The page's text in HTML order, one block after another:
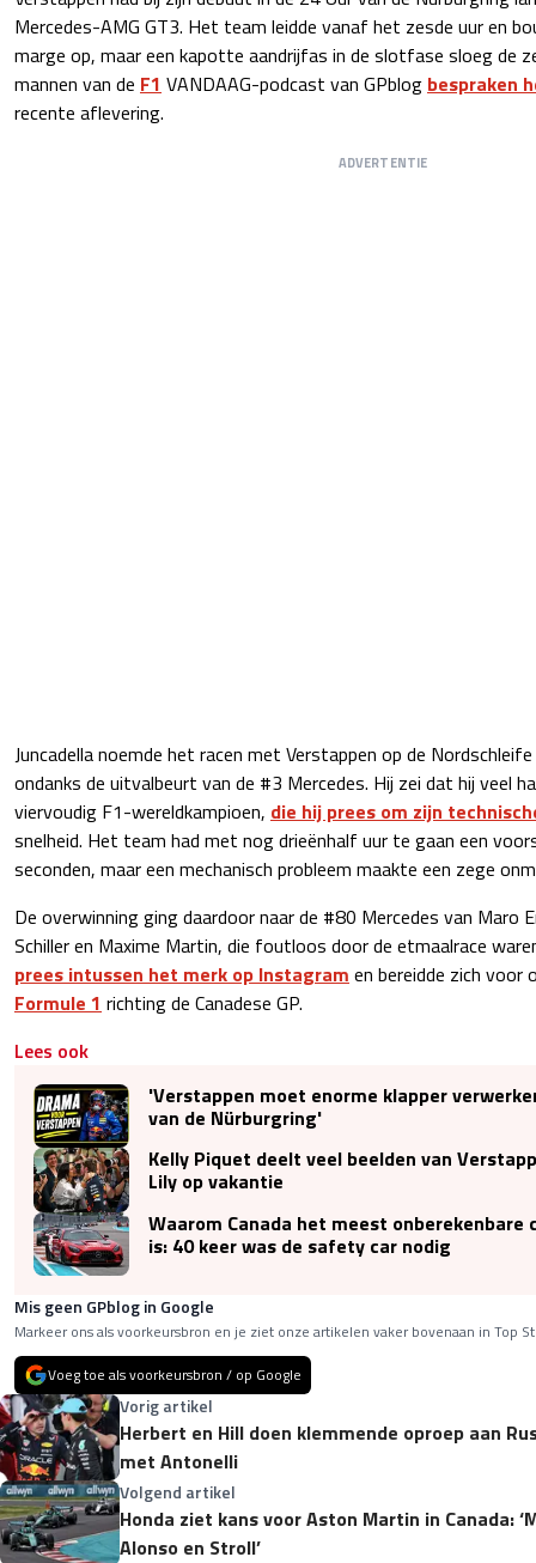
Mercedes-AMG GT3. Het team leidde vanaf het zesde uur en
marge op, maar een kapotte aandrijfas in de slotfase sloeg de
mannen van de F1 VANDAAG-podcast van GPblog bespraken
recente aflevering.
ADVERTENTIE
Juncadella noemde het racen met Verstappen op de
ondanks de uitvalbeurt van de #3 Mercedes. Hij zei dat hij veel
viervoudig F1-wereldkampioen, die hij prees om zijn
snelheid. Het team had met nog drieënhalf uur te gaan een
seconden, maar een mechanisch probleem maakte een zege
De overwinning ging daardoor naar de #80 Mercedes van Maro
Schiller en Maxime Martin, die foutloos door de etmaalrace
prees intussen het merk op Instagram en bereidde zich voor
Formule 1 richting de Canadese GP.
Lees ook
'Verstappen moet enorme klapper
van de Nürburgring'
Kelly Piquet deelt veel beelden van
Lily op vakantie
Waarom Canada het meest onberekenbare
is: 40 keer was de safety car nodig
Mis geen GPblog in Google
Markeer ons als voorkeursbron en je ziet onze artikelen vaker bovenaan in Top
Voeg toe als voorkeursbron / op Google
Vorig artikel
Herbert en Hill doen klemmende oproep aan
met Antonelli
Volgend artikel
Honda ziet kans voor Aston Martin in Canada:
Alonso en Stroll’